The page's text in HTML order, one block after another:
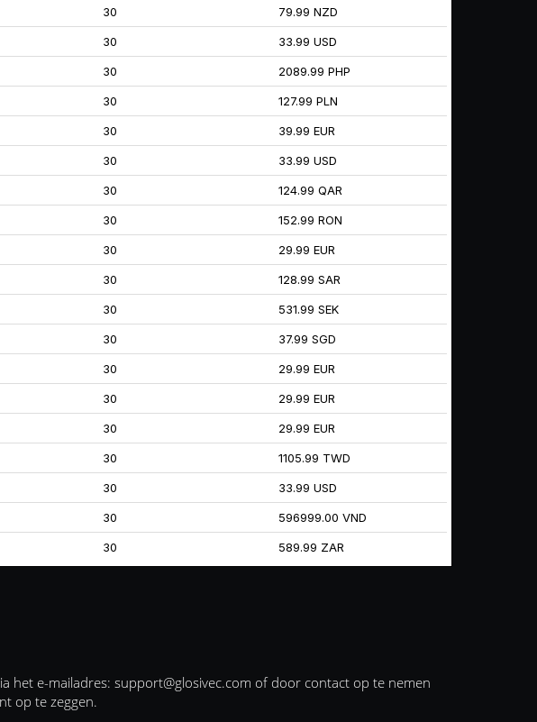
30 79.99 NZD
30 33.99 USD
30 2089.99 PHP
30 127.99 PLN
30 39.99 EUR
30 33.99 USD
30 124.99 QAR
30 152.99 RON
30 29.99 EUR
30 128.99 SAR
30 531.99 SEK
30 37.99 SGD
30 29.99 EUR
30 29.99 EUR
30 29.99 EUR
30 1105.99 TWD
30 33.99 USD
30 596999.00 VND
30 589.99 ZAR
het e-mailadres: support@glosivec.com of door contact op te nemen
op te zeggen.